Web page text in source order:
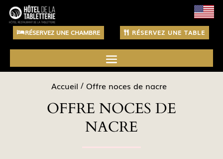
RÉSERVEZ UNE CHAMBRE RÉSERVEZ UNE TABLE
Accueil Offre noces de nacre
OFFRE NOCES DE
NACRE